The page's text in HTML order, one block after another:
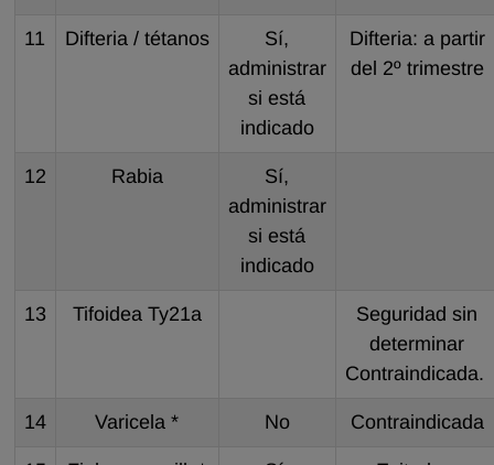
11 Difteria / tétanos
Sí,
administrar
si está
indicado
Difteria: a partir
del 2º trimestre
12 Rabia
Sí,
administrar
si está
indicado
13 Tifoidea Ty21a
Seguridad sin
determinar
Contraindicada.
14 Varicela * No Contraindicada